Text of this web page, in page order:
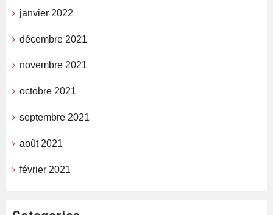
janvier 2022
décembre 2021
novembre 2021
octobre 2021
septembre 2021
août 2021
février 2021